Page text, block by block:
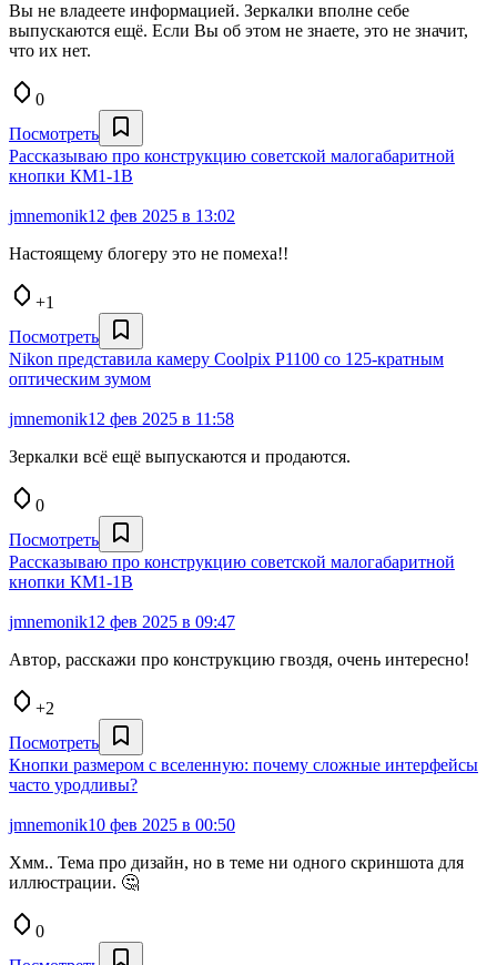
Вы не владеете информацией. Зеркалки вполне себе
выпускаются ещё. Если Вы об этом не знаете, это не значит,
что их нет.
0
Посмотреть
Рассказываю про конструкцию советской малогабаритной
кнопки КМ1-1В
jmnemonik12 фев 2025 в 13:02
Настоящему блогеру это не помеха!!
+1
Посмотреть
Nikon представила камеру Coolpix P1100 со 125-кратным
оптическим зумом
jmnemonik12 фев 2025 в 11:58
Зеркалки всё ещё выпускаются и продаются.
0
Посмотреть
Рассказываю про конструкцию советской малогабаритной
кнопки КМ1-1В
jmnemonik12 фев 2025 в 09:47
Автор, расскажи про конструкцию гвоздя, очень интересно!
+2
Посмотреть
Кнопки размером с вселенную: почему сложные интерфейсы
часто уродливы?
jmnemonik10 фев 2025 в 00:50
Хмм.. Тема про дизайн, но в теме ни одного скриншота для
иллюстрации. 🤔
0